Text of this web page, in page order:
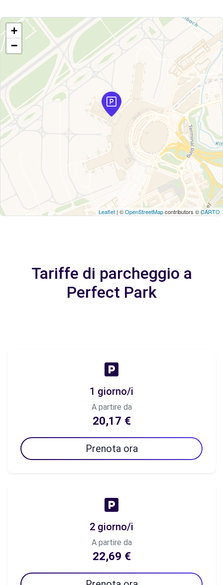
+
−
Leaflet | ©OpenStreetMapcontributors ©CARTO
Tariffe di parcheggio a
Perfect Park
1 giorno/i
A partire da
20,17 €
Prenota ora
2 giorno/i
A partire da
22,69 €